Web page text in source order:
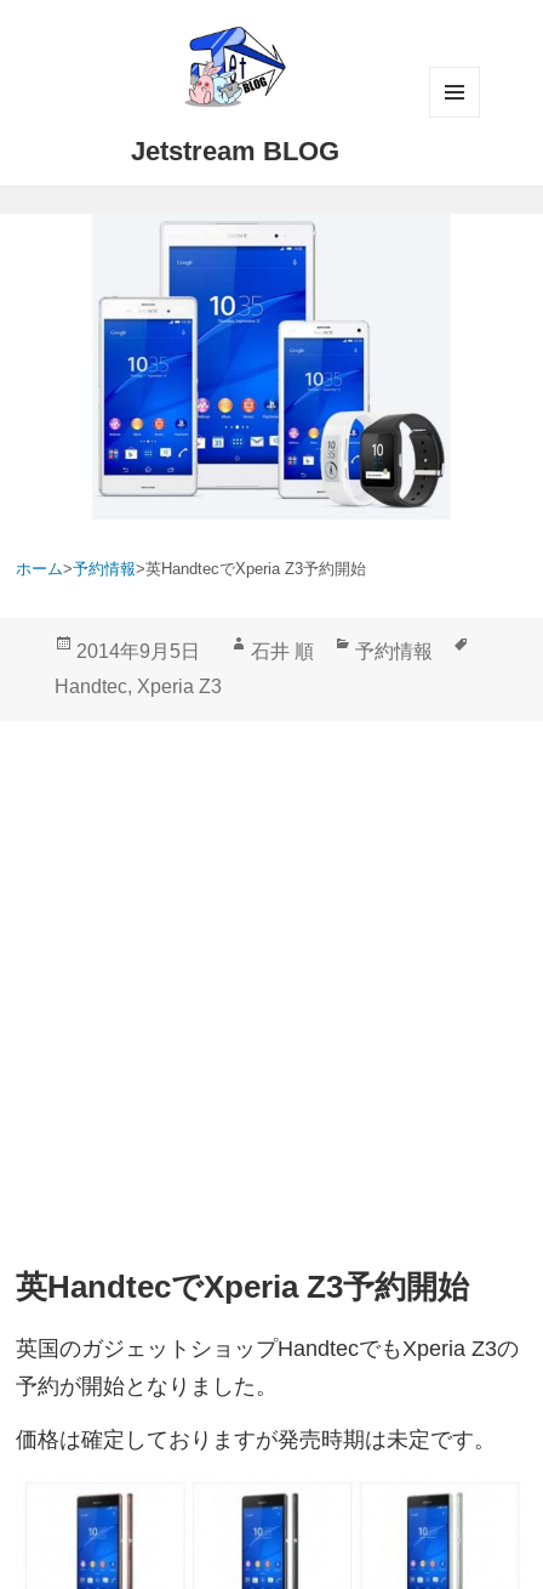
Jetstream BLOG
ホーム>予約情報>英HandtecでXperia Z3予約開始
投
稿
2014年9月5日
作
石井 順
カ
予約情報
Handtec, Xperia Z3
英HandtecでXperia Z3予約開始
英国のガジェットショップHandtecでもXperia Z3の
予約が開始となりました。
価格は確定しておりますが発売時期は未定です。